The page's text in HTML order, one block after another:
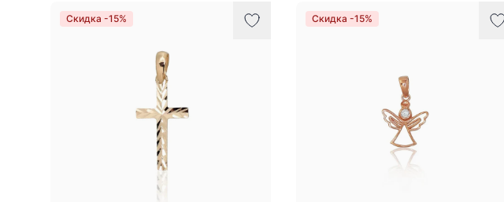
Скидка -15% Скидка -15%